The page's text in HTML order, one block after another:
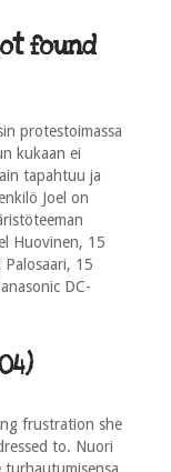
found
protestoimassa
kukaan ei
tapahtuu ja
Joel on
Huovinen, 15
15
DC-
frustration she
to. Nuori
turhautumisensa